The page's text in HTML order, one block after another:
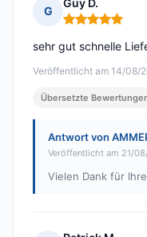
G
Guy D.
Hinweis: 5 von
Veröffentlicht am 14/08/
sehr gut schnelle
Übersetzte
Antwort von
Veröffentlicht am 21/
Vielen Dank für